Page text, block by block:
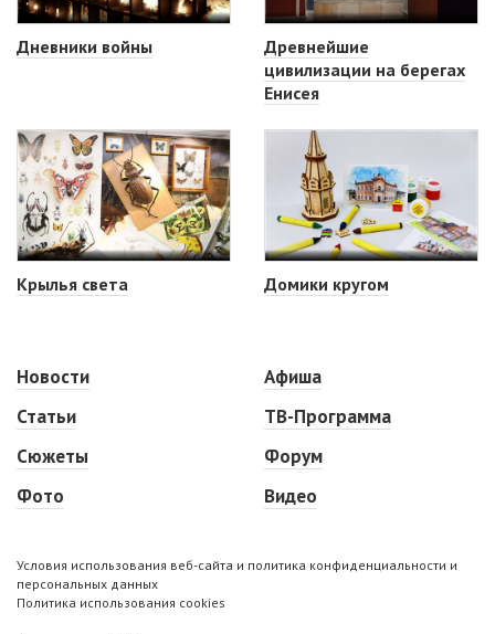
Дневники войны
Древнейшие
цивилизации на берегах
Енисея
Крылья света Домики кругом
Новости
Статьи
Сюжеты
Фото
Афиша
ТВ-Программа
Форум
Видео
Условия использования веб-сайта и политика конфиденциальности и
персональных данных
Политика использования cookies